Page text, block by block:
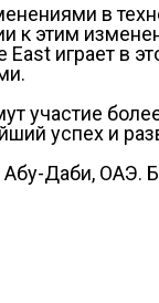
в
к этим
играет в
участие
успех и
Абу-Даби, ОАЭ.